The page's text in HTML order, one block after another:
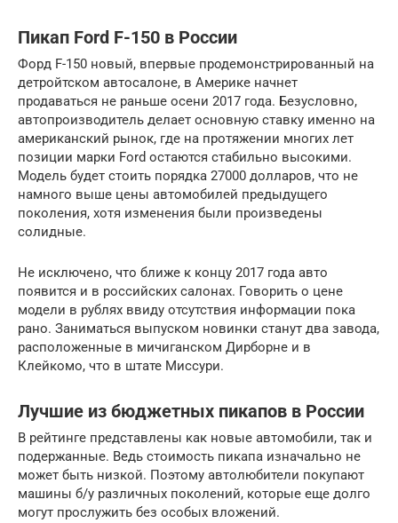
Пикап Ford F-150 в России
Форд F-150 новый, впервые продемонстрированный на
детройтском автосалоне, в Америке начнет
продаваться не раньше осени 2017 года. Безусловно,
автопроизводитель делает основную ставку именно на
американский рынок, где на протяжении многих лет
позиции марки Ford остаются стабильно высокими.
Модель будет стоить порядка 27000 долларов, что не
намного выше цены автомобилей предыдущего
поколения, хотя изменения были произведены
солидные.
Не исключено, что ближе к концу 2017 года авто
появится и в российских салонах. Говорить о цене
модели в рублях ввиду отсутствия информации пока
рано. Заниматься выпуском новинки станут два завода,
расположенные в мичиганском Дирборне и в
Клейкомо, что в штате Миссури.
Лучшие из бюджетных пикапов в России
В рейтинге представлены как новые автомобили, так и
подержанные. Ведь стоимость пикапа изначально не
может быть низкой. Поэтому автолюбители покупают
машины б/у различных поколений, которые еще долго
могут прослужить без особых вложений.